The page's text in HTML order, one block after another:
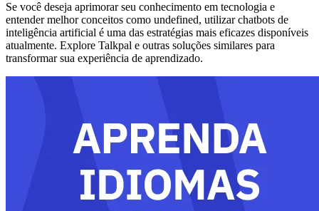
Se você deseja aprimorar seu conhecimento em tecnologia e
entender melhor conceitos como undefined, utilizar chatbots de
inteligência artificial é uma das estratégias mais eficazes disponíveis
atualmente. Explore Talkpal e outras soluções similares para
transformar sua experiência de aprendizado.